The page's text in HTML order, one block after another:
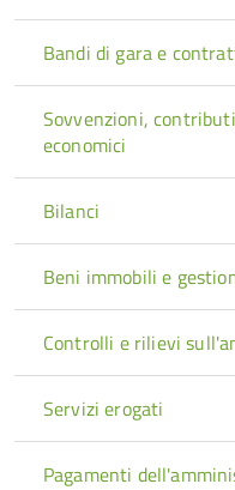
Bandi di gara e
Sovvenzioni,
economici
Bilanci
Beni immobili e
Controlli e rilievi
Servizi erogati
Pagamenti